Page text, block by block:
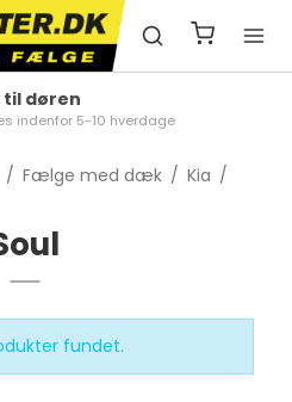
til døren
indenfor 5-10 hverdage
/ Fælge med dæk / Kia /
fundet.